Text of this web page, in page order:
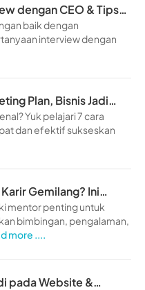
dengan CEO & Tips
baik dengan
interview dengan
Plan, Bisnis Jadi
Yuk pelajari 7 cara
dan efektif sukseskan
Gemilang? Ini
mentor penting untuk
bimbingan, pengalaman,
more ....
pada Website &